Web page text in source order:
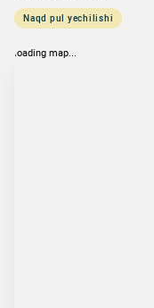
Naqd pul yechilishi
loading map...